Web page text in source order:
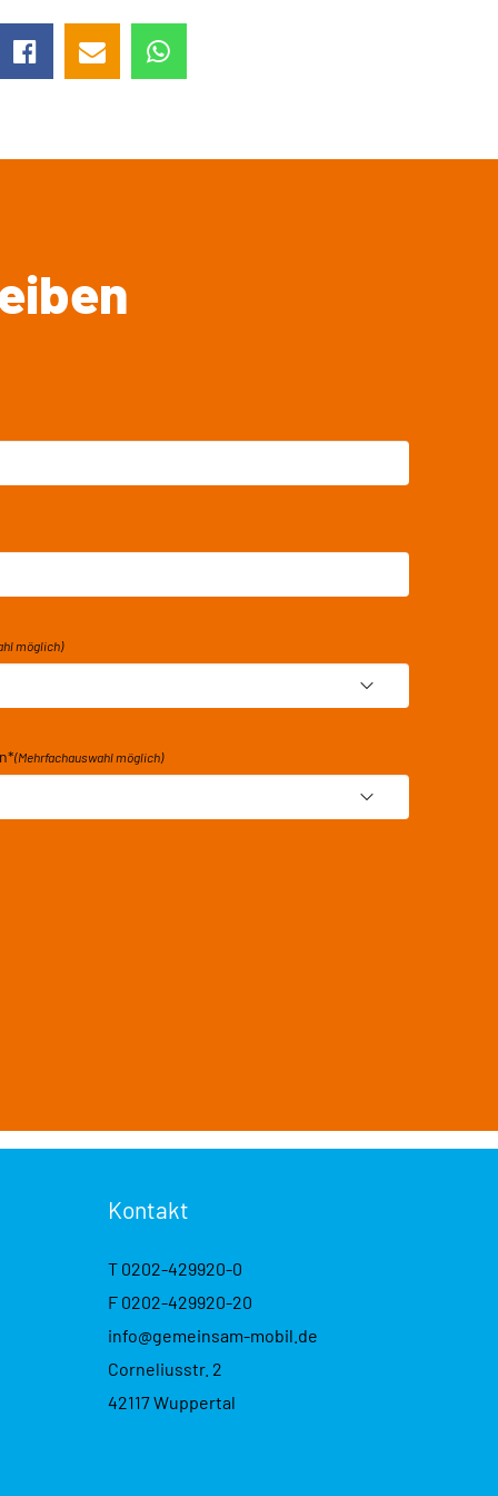
möglich)
*(Mehrfachauswahl möglich)
Kontakt
T 0202-429920-0
F 0202-429920-20
info@gemeinsam-mobil.de
Corneliusstr. 2
42117 Wuppertal